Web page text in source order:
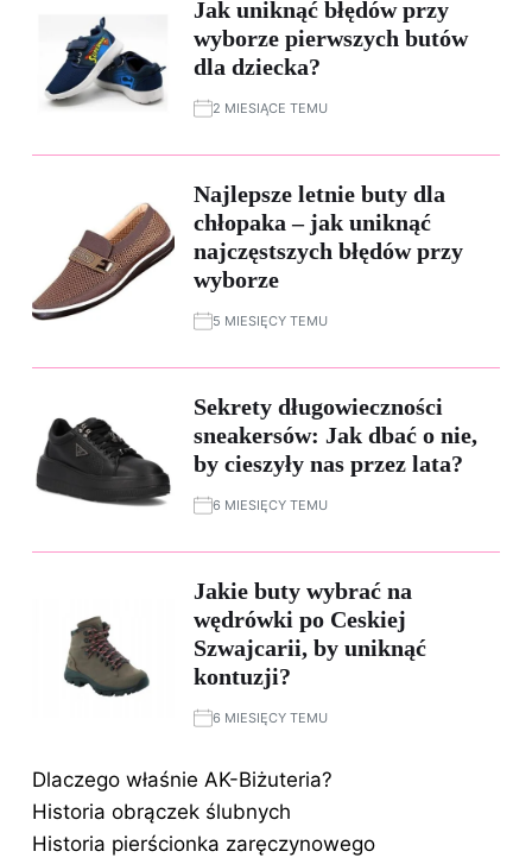
Jak uniknąć błędów przy
wyborze pierwszych butów
dla dziecka?
2 MIESIĄCE TEMU
Najlepsze letnie buty dla
chłopaka – jak uniknąć
najczęstszych błędów przy
wyborze
5 MIESIĘCY TEMU
Sekrety długowieczności
sneakersów: Jak dbać o nie,
by cieszyły nas przez lata?
6 MIESIĘCY TEMU
Jakie buty wybrać na
wędrówki po Ceskiej
Szwajcarii, by uniknąć
kontuzji?
6 MIESIĘCY TEMU
Dlaczego właśnie AK-Biżuteria?
Historia obrączek ślubnych
Historia pierścionka zaręczynowego